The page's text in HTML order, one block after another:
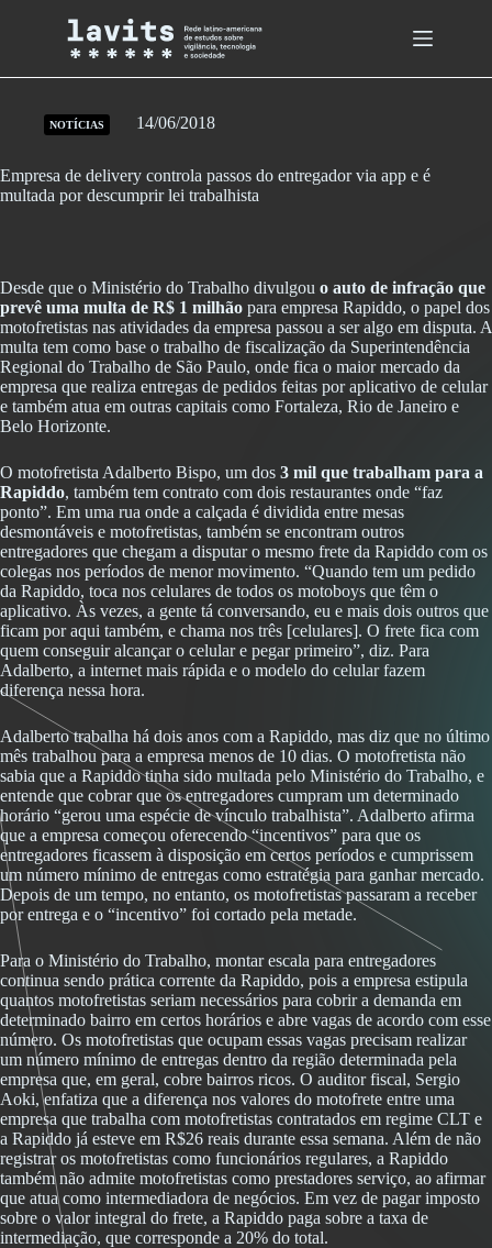
NOTÍCIAS 14/06/2018
Empresa de delivery controla passos do entregador via app e é
multada por descumprir lei trabalhista
Desde que o Ministério do Trabalho divulgou o auto de infração que
prevê uma multa de R$ 1 milhão para empresa Rapiddo, o papel dos
motofretistas nas atividades da empresa passou a ser algo em disputa. A
multa tem como base o trabalho de fiscalização da Superintendência
Regional do Trabalho de São Paulo, onde fica o maior mercado da
empresa que realiza entregas de pedidos feitas por aplicativo de celular
e também atua em outras capitais como Fortaleza, Rio de Janeiro e
Belo Horizonte.
O motofretista Adalberto Bispo, um dos 3 mil que trabalham para a
Rapiddo, também tem contrato com dois restaurantes onde “faz
ponto”. Em uma rua onde a calçada é dividida entre mesas
desmontáveis e motofretistas, também se encontram outros
entregadores que chegam a disputar o mesmo frete da Rapiddo com os
colegas nos períodos de menor movimento. “Quando tem um pedido
da Rapiddo, toca nos celulares de todos os motoboys que têm o
aplicativo. Às vezes, a gente tá conversando, eu e mais dois outros que
ficam por aqui também, e chama nos três [celulares]. O frete fica com
quem conseguir alcançar o celular e pegar primeiro”, diz. Para
Adalberto, a internet mais rápida e o modelo do celular fazem
diferença nessa hora.
Adalberto trabalha há dois anos com a Rapiddo, mas diz que no último
mês trabalhou para a empresa menos de 10 dias. O motofretista não
sabia que a Rapiddo tinha sido multada pelo Ministério do Trabalho, e
entende que cobrar que os entregadores cumpram um determinado
horário “gerou uma espécie de vínculo trabalhista”. Adalberto afirma
que a empresa começou oferecendo “incentivos” para que os
entregadores ficassem à disposição em certos períodos e cumprissem
um número mínimo de entregas como estratégia para ganhar mercado.
Depois de um tempo, no entanto, os motofretistas passaram a receber
por entrega e o “incentivo” foi cortado pela metade.
Para o Ministério do Trabalho, montar escala para entregadores
continua sendo prática corrente da Rapiddo, pois a empresa estipula
quantos motofretistas seriam necessários para cobrir a demanda em
determinado bairro em certos horários e abre vagas de acordo com esse
número. Os motofretistas que ocupam essas vagas precisam realizar
um número mínimo de entregas dentro da região determinada pela
empresa que, em geral, cobre bairros ricos. O auditor fiscal, Sergio
Aoki, enfatiza que a diferença nos valores do motofrete entre uma
empresa que trabalha com motofretistas contratados em regime CLT e
a Rapiddo já esteve em R$26 reais durante essa semana. Além de não
registrar os motofretistas como funcionários regulares, a Rapiddo
também não admite motofretistas como prestadores serviço, ao afirmar
que atua como intermediadora de negócios. Em vez de pagar imposto
sobre o valor integral do frete, a Rapiddo paga sobre a taxa de
intermediação, que corresponde a 20% do total.